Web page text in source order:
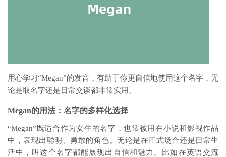
用心学习“Megan”的发音，有助于你更自信地使用这个名字，无
论是取名字还是日常交谈都非常实用。
Megan的用法：名字的多样化选择
“Megan”既适合作为女生的名字，也常被用在小说和影视作品
中，表现出聪明、勇敢的角色。无论是在正式场合还是日常生
活中，叫这个名字都能展现出自信和魅力。比如在英语交流